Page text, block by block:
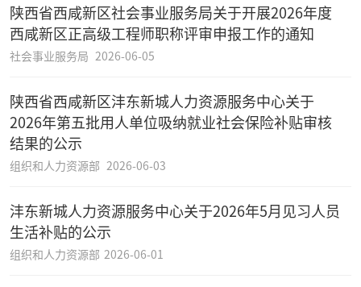
陕西省西咸新区社会事业服务局关于开展2026年度
西咸新区正高级工程师​职称评审申报工作的通知
社会事业服务局 2026-06-05
陕西省西咸新区沣东新城人力资源服务中心关于
2026年第五批用人单位吸纳就业社会保险补贴审核
结果的公示
组织和人力资源部 2026-06-03
沣东新城人力资源服务中心关于2026年5月见习人员
生活补贴的公示
组织和人力资源部 2026-06-01